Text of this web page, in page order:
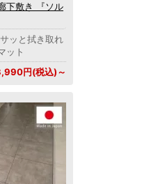
下敷き 『ソル
ッと拭き取れ
ット
円(税込)～